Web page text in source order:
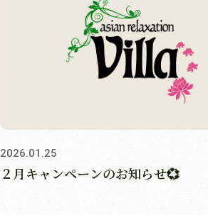
2026.01.25
２月キャンペーンのお知らせ💞